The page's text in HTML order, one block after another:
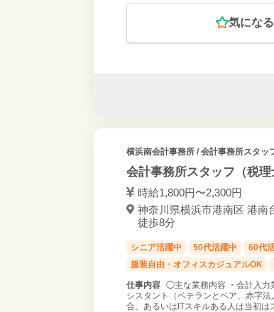
気になる
横浜南会計事務所/ 会計事務所スタッ
会計事務所スタッフ（税
時給1,800円〜2,300円
神奈川県横浜市港南区 港
徒歩8分
シニア活躍中 50代活躍中 60代
服装自由・オフィスカジュアルOK
仕事内容
◯主な業務内容 ・会計入力
シスタント（ベテランとペア、赤字
合、あるいはITスキルある人は当初は